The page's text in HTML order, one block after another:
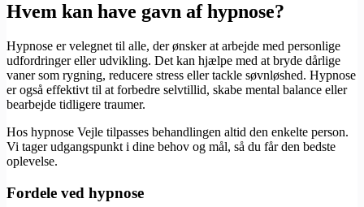
Hvem kan have gavn af hypnose?
Hypnose er velegnet til alle, der ønsker at arbejde med personlige
udfordringer eller udvikling. Det kan hjælpe med at bryde dårlige
vaner som rygning, reducere stress eller tackle søvnløshed. Hypnose
er også effektivt til at forbedre selvtillid, skabe mental balance eller
bearbejde tidligere traumer.
Hos hypnose Vejle tilpasses behandlingen altid den enkelte person.
Vi tager udgangspunkt i dine behov og mål, så du får den bedste
oplevelse.
Fordele ved hypnose